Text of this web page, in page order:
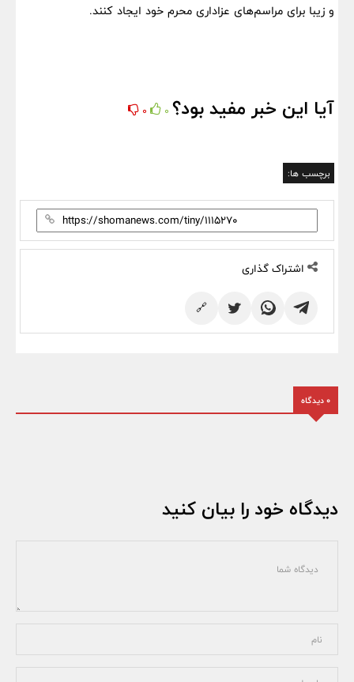
و زیبا برای مراسم‌های عزاداری محرم خود ایجاد کنند.
آیا این خبر مفید بود؟ 0
0
برچسب ها:
اشتراک گذاری
🔗
0 دیدگاه
دیدگاه خود را بیان کنید